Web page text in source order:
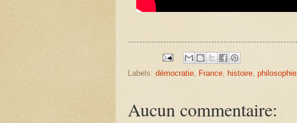
Labels: démocratie France histoire philosophie
Aucun commentaire: